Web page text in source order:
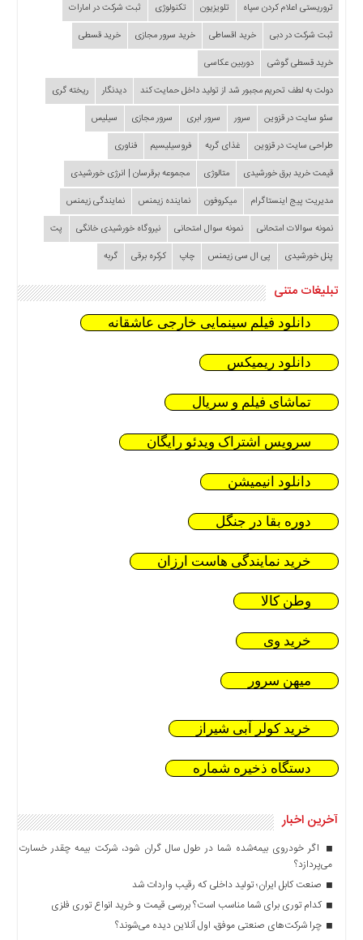
تروریستی اعلام کردن سپاه
تلویزیون تکنولوژی
ثبت شرکت در امارات
ثبت شرکت در دبی
خرید اقساطی خرید سرور مجازی
خرید قسطی
خرید قسطی گوشی
دوربین عکاسی
دولت به لطف تحریم مجبور شد از تولید داخل حمایت کند
دیدنگار
ریخته گری
سئو سایت در قزوین
سرور سرور ابری سرور مجازی
سیلیس
طراحی سایت در قزوین
غذای گربه فروسیلیسیم
فناوری
قیمت خرید برق خورشیدی
متالوژی
مجموعه برقرسان | انرژی خورشیدی
مدیریت پیج اینستاگرام
میکروفون نماینده زیمنس
نمایندگی زیمنس
نمونه سوالات امتحانی
نمونه سوال امتحانی نیروگاه خورشیدی خانگی
پت
پنل خورشیدی
پی ال سی زیمنس چاپ کرکره برقی گربه
تبلیغات متنی
دانلود فیلم سینمایی خارجی عاشقانه
دانلود ریمیکس
تماشای فیلم و سریال
سرویس اشتراک ویدئو رایگان
دانلود انیمیشن
دوره بقا در جنگل
خرید نمایندگی هاست ارزان
وطن کالا
خرید وی
میهن سرور
خرید کولر آبی شیراز
دستگاه ذخیره شماره
آخرین اخبار
اگر خودروی بیمه‌شده شما در طول سال گران شود، شرکت بیمه چقدر خسارت
می‌پردازد؟
صنعت کابل ایران؛ تولید داخلی که رقیب واردات شد
کدام توری برای شما مناسب است؟ بررسی قیمت و خرید انواع توری فلزی
چرا شرکت‌های صنعتی موفق، اول آنلاین دیده می‌شوند؟